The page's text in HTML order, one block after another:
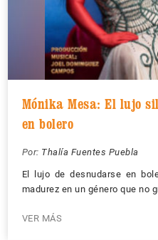
Mónika Mesa: El lujo
en bolero
Por: Thalía Fuentes Puebla
El lujo de desnudarse en
madurez en un género que no
VER MÁS